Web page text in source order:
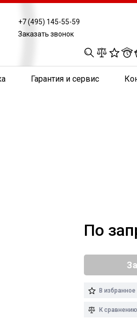
+7 (495) 145-55-59
Заказать звонок
0
Гарантия и сервис
По
В избранное
К сравнению